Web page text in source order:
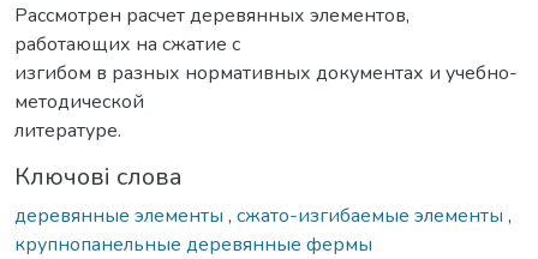
Рассмотрен расчет деревянных элементов,
работающих на сжатие с
изгибом в разных нормативных документах и учебно-
методической
литературе.
Ключові слова
деревянные элементы , сжато-изгибаемые элементы ,
крупнопанельные деревянные фермы